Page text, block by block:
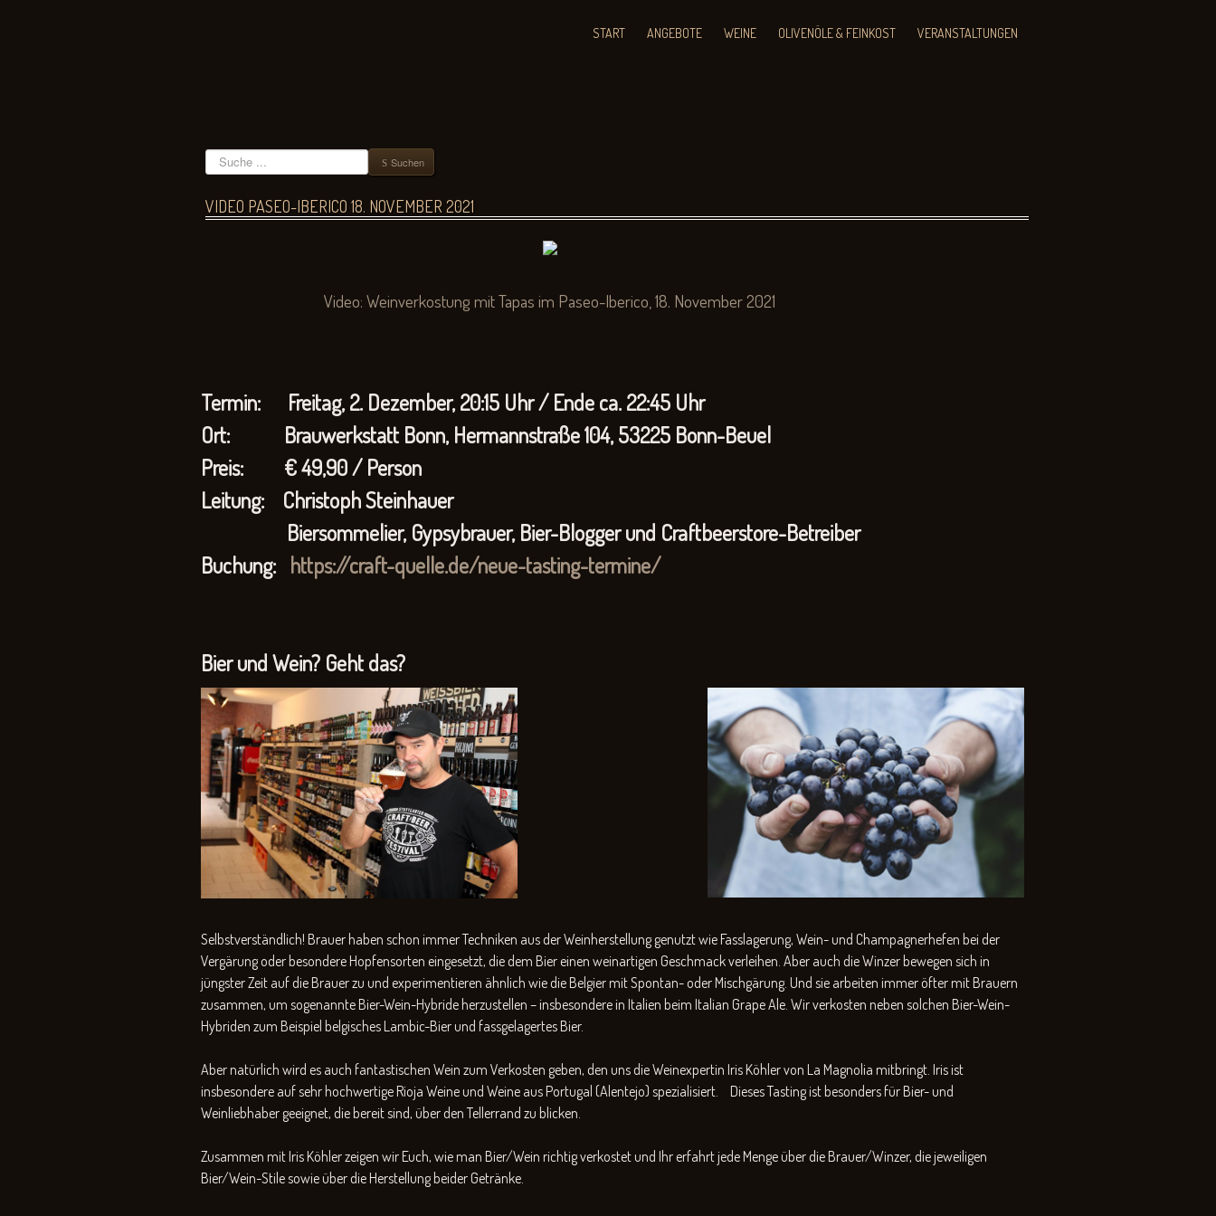
START ANGEBOTE WEINE OLIVENÖLE & FEINKOST VERANSTALTUNGEN
Suchen Suchen
VIDEO PASEO-IBERICO 18. NOVEMBER 2021
Video: Weinverkostung mit Tapas im Paseo-Iberico, 18. November 2021
Termin: Freitag, 2. Dezember, 20:15 Uhr / Ende ca. 22:45 Uhr
Ort: Brauwerkstatt Bonn, Hermannstraße 104, 53225 Bonn-Beuel
Preis: € 49,90 / Person
Leitung: Christoph Steinhauer
Biersommelier, Gypsybrauer, Bier-Blogger und Craftbeerstore-Betreiber
Buchung: https://craft-quelle.de/neue-tasting-termine/
Bier und Wein? Geht das?
Selbstverständlich! Brauer haben schon immer Techniken aus der Weinherstellung genutzt wie Fasslagerung, Wein- und Champagnerhefen bei der
Vergärung oder besondere Hopfensorten eingesetzt, die dem Bier einen weinartigen Geschmack verleihen. Aber auch die Winzer bewegen sich in
jüngster Zeit auf die Brauer zu und experimentieren ähnlich wie die Belgier mit Spontan- oder Mischgärung. Und sie arbeiten immer öfter mit Brauern
zusammen, um sogenannte Bier-Wein-Hybride herzustellen – insbesondere in Italien beim Italian Grape Ale. Wir verkosten neben solchen Bier-Wein-
Hybriden zum Beispiel belgisches Lambic-Bier und fassgelagertes Bier.
Aber natürlich wird es auch fantastischen Wein zum Verkosten geben, den uns die Weinexpertin Iris Köhler von La Magnolia mitbringt. Iris ist
insbesondere auf sehr hochwertige Rioja Weine und Weine aus Portugal (Alentejo) spezialisiert. Dieses Tasting ist besonders für Bier- und
Weinliebhaber geeignet, die bereit sind, über den Tellerrand zu blicken.
Zusammen mit Iris Köhler zeigen wir Euch, wie man Bier/Wein richtig verkostet und Ihr erfahrt jede Menge über die Brauer/Winzer, die jeweiligen
Bier/Wein-Stile sowie über die Herstellung beider Getränke.